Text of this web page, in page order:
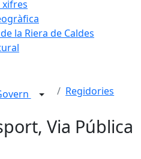
xifres
la Riera de Caldes
Regidories
Via Pública